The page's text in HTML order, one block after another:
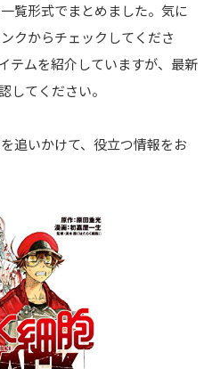
覧形式でまとめました。気に
クからチェックしてくださ
テムを紹介していますが、最新
してください。
追いかけて、役立つ情報をお